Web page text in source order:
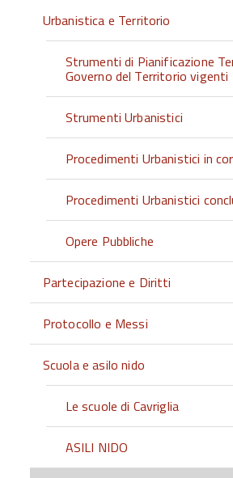
Urbanistica e Territorio
Strumenti di Pianificazione
Governo del Territorio vigenti
Strumenti Urbanistici
Procedimenti Urbanistici in
Procedimenti Urbanistici
Opere Pubbliche
Partecipazione e Diritti
Protocollo e Messi
Scuola e asilo nido
Le scuole di Cavriglia
ASILI NIDO